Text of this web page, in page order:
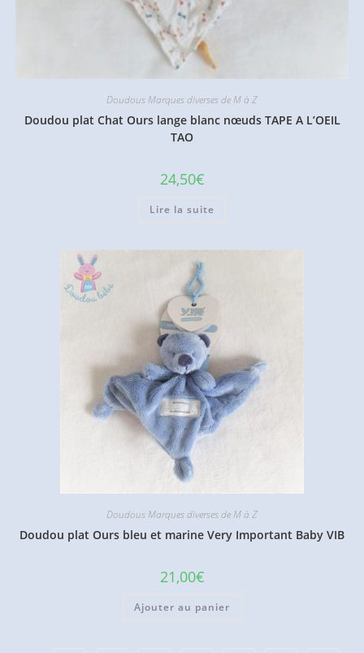
Doudous Marques diverses de M à Z
Doudou plat Chat Ours lange blanc nœuds TAPE A L’OEIL
TAO
24,50€
Lire la suite
Doudous Marques diverses de M à Z
Doudou plat Ours bleu et marine Very Important Baby VIB
21,00€
Ajouter au panier